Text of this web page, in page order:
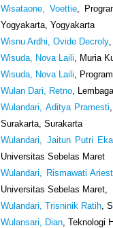
Wisataone, Voettie,
Yogyakarta, Yogyakarta
Wisnu Ardhi, Ovide Decroly
Wisuda, Nova Laili, Muria
Wisuda, Nova Laili,
Wulan Dari, Retno,
Wulandari, Aditya Pramesti
Surakarta, Surakarta
Wulandari, Jaitun Putri Eka
Universitas Sebelas Maret
Wulandari, Rismawati
Universitas Sebelas Maret,
Wulandari, Trisninik Ratih,
Wulansari, Dian, Teknologi